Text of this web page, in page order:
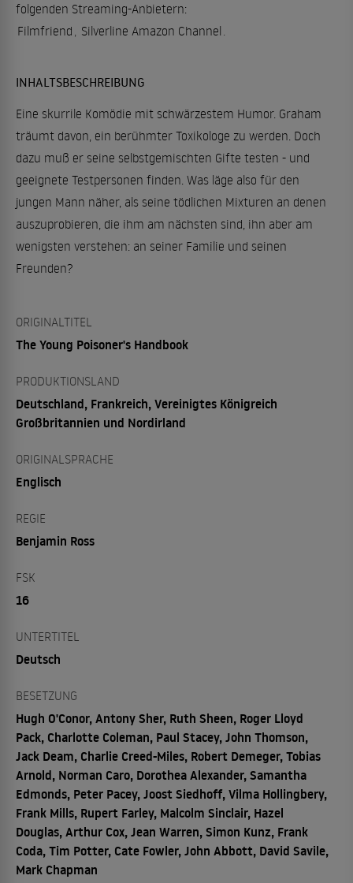
folgenden Streaming-Anbietern:
Filmfriend , Silverline Amazon Channel .
INHALTSBESCHREIBUNG
Eine skurrile Komödie mit schwärzestem Humor. Graham
träumt davon, ein berühmter Toxikologe zu werden. Doch
dazu muß er seine selbstgemischten Gifte testen - und
geeignete Testpersonen finden. Was läge also für den
jungen Mann näher, als seine tödlichen Mixturen an denen
auszuprobieren, die ihm am nächsten sind, ihn aber am
wenigsten verstehen: an seiner Familie und seinen
Freunden?
ORIGINALTITEL
The Young Poisoner's Handbook
PRODUKTIONSLAND
Deutschland, Frankreich, Vereinigtes Königreich
Großbritannien und Nordirland
ORIGINALSPRACHE
Englisch
REGIE
Benjamin Ross
FSK
16
UNTERTITEL
Deutsch
BESETZUNG
Hugh O'Conor, Antony Sher, Ruth Sheen, Roger Lloyd
Pack, Charlotte Coleman, Paul Stacey, John Thomson,
Jack Deam, Charlie Creed-Miles, Robert Demeger, Tobias
Arnold, Norman Caro, Dorothea Alexander, Samantha
Edmonds, Peter Pacey, Joost Siedhoff, Vilma Hollingbery,
Frank Mills, Rupert Farley, Malcolm Sinclair, Hazel
Douglas, Arthur Cox, Jean Warren, Simon Kunz, Frank
Coda, Tim Potter, Cate Fowler, John Abbott, David Savile,
Mark Chapman